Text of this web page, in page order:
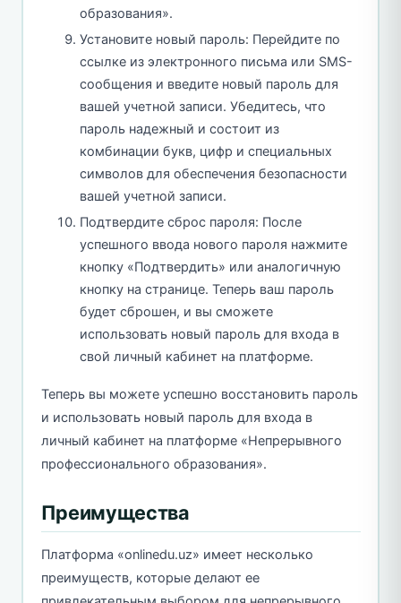
образования».
Установите новый пароль: Перейдите по
ссылке из электронного письма или SMS-
сообщения и введите новый пароль для
вашей учетной записи. Убедитесь, что
пароль надежный и состоит из
комбинации букв, цифр и специальных
символов для обеспечения безопасности
вашей учетной записи.
Подтвердите сброс пароля: После
успешного ввода нового пароля нажмите
кнопку «Подтвердить» или аналогичную
кнопку на странице. Теперь ваш пароль
будет сброшен, и вы сможете
использовать новый пароль для входа в
свой личный кабинет на платформе.
Теперь вы можете успешно восстановить пароль
и использовать новый пароль для входа в
личный кабинет на платформе «Непрерывного
профессионального образования».
Преимущества
Платформа «onlinedu.uz» имеет несколько
преимуществ, которые делают ее